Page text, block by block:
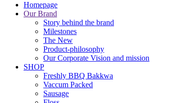
Homepage
Our Brand
Story behind the brand
Milestones
The New
Product-philosophy
Our Corporate Vision and mission
SHOP
Freshly BBQ Bakkwa
Vaccum Packed
Sausage